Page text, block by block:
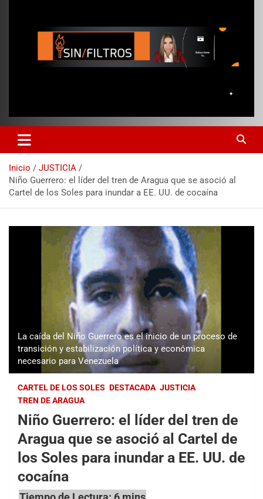
Inicio
JUSTICIA
Niño Guerrero: el líder del tren de Aragua que se asoció al
Cartel de los Soles para inundar a EE. UU. de cocaína
La caída del Niño Guerrero es el inicio de un proceso de
transición y estabilización política y económica
necesario para Venezuela
CARTEL DE LOS SOLES DESTACADA JUSTICIA
TREN DE ARAGUA
Niño Guerrero: el líder del tren de
Aragua que se asoció al Cartel de
los Soles para inundar a EE. UU. de
cocaína